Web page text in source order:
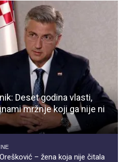
Deset godina vlasti,
mržnje koji ga nije ni
– žena koja nije čitala